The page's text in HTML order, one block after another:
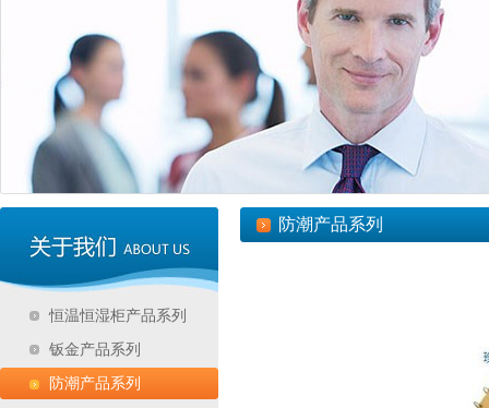
恒温恒湿柜产品系列
钣金产品系列
防潮产品系列
防潮产品系列